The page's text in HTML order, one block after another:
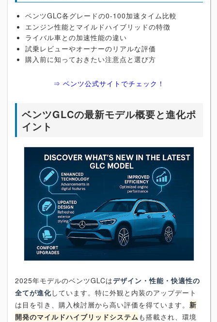
ベンツGLC各グレードの0-100加速タイム比較
エンジン性能とマイルドハイブリッドの特徴
ライバル車との加速性能の違い
試乗レビューやオーナーのリアルな評価
購入前に知っておきたい注意点と選び方
⇒ ベンツ公式サイトでチェック！
ベンツGLCの最新モデル概要と進化ポ
イント
2025年モデルのベンツGLCはデザイン・性能・快適性の
全てが進化しています。特に外観と内装のアップデート
は目を引き、購入検討層から高い評価を得ています。 新
開発のマイルドハイブリッドシステム も搭載され、環境